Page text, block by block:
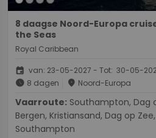
8 daagse Noord-Europa
the Seas
Royal Caribbean
event van: 23-05-2027 - Tot: 30-05-
schedule 8 dagen place Noord-Europa
Vaarroute:
Bergen, Kristiansand, Dag op
Southampton